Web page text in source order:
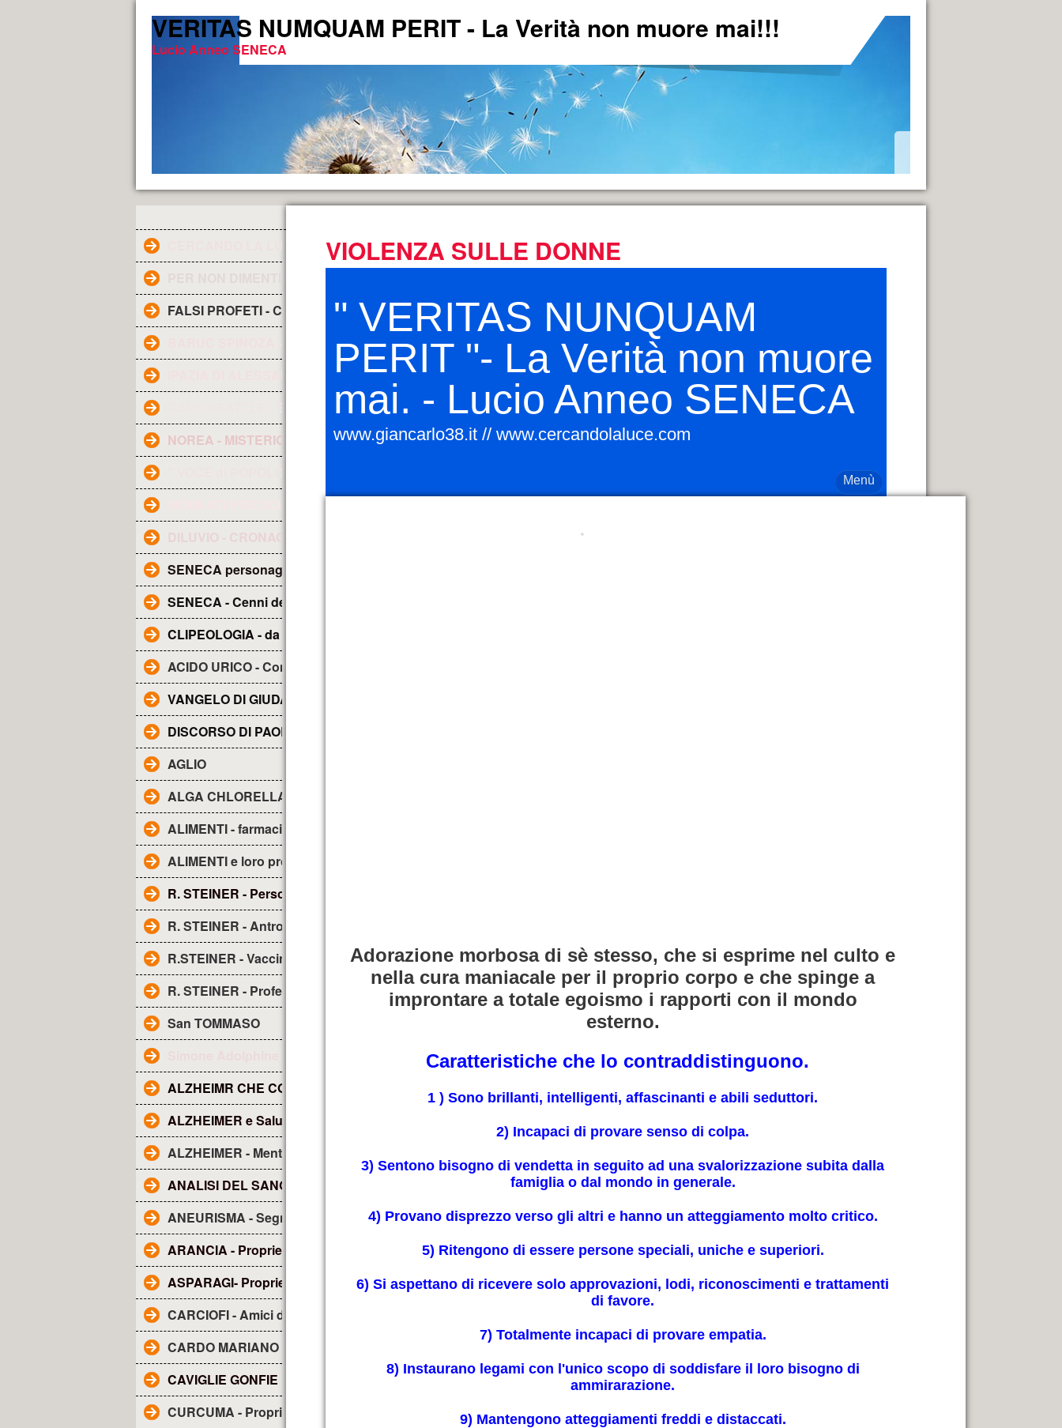
VERITAS NUMQUAM PERIT - La Verità non muore mai!!!
Lucio Anneo SENECA
CERCANDO LA LUCE DELLA VERITA'.
FALSI PROFETI - CHI SONO ?
BARUC SPINOZA - Filosofo olandese
CAPO SEATTLE - Saggezza Indiana
NOREA - MISTERIOSA FIGURA FEMMINILE NELLO GNOSTICISMO
SENECA personaggio e Glossario
SENECA - Cenni della sua vita
CLIPEOLOGIA - da WIKIPEDIA
ACIDO URICO - Come abbassarlo
VANGELO DI GIUDA - Tradotto in italiano
DISCORSO DI PAOLO ALL'AEROPAGO DI ATENE
AGLIO
ALGA CHLORELLA - Proprietà
ALIMENTI - farmacia naturale
ALIMENTI e loro proprietà
R. STEINER - Personaggio
R. STEINER - Antroposofia
R.STEINER - Vaccini
R. STEINER - Profezia sui vaccini.
San TOMMASO
ALZHEIMR CHE COS'E'?
ALZHEIMER e Salute dentale
ALZHEIMER - Mentolo
ANALISI DEL SANGUE - Tutto quello che c'è da sapere
ANEURISMA - Segnali
ARANCIA - Proprietà
ASPARAGI- Proprietà
CARCIOFI - Amici del fegato
CARDO MARIANO - sue proprietà
CAVIGLIE GONFIE
CURCUMA - Proprietà
VIOLENZA SULLE DONNE
" VERITAS NUNQUAM
PERIT "- La Verità non muore
mai. - Lucio Anneo SENECA
www.giancarlo38.it // www.cercandolaluce.com
Menù
UN NARCISISTA
Adorazione morbosa di sè stesso, che si esprime nel culto e
nella cura maniacale per il proprio corpo e che spinge a
improntare a totale egoismo i rapporti con il mondo
esterno.
Caratteristiche che lo contraddistinguono.
1 ) Sono brillanti, intelligenti, affascinanti e abili seduttori.
2) Incapaci di provare senso di colpa.
3) Sentono bisogno di vendetta in seguito ad una svalorizzazione subita dalla
famiglia o dal mondo in generale.
4) Provano disprezzo verso gli altri e hanno un atteggiamento molto critico.
5) Ritengono di essere persone speciali, uniche e superiori.
6) Si aspettano di ricevere solo approvazioni, lodi, riconoscimenti e trattamenti
di favore.
7) Totalmente incapaci di provare empatia.
8) Instaurano legami con l'unico scopo di soddisfare il loro bisogno di
ammirarazione.
9) Mantengono atteggiamenti freddi e distaccati.